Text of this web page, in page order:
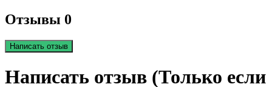
Отзывы 0
Написать отзыв
Написать отзыв (Только если